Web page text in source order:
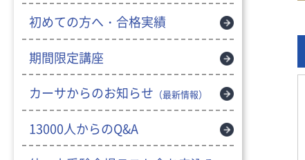
初めての方へ・合格実績
期間限定講座
カーサからのお知らせ （最新情報）
13000人からのQ&A